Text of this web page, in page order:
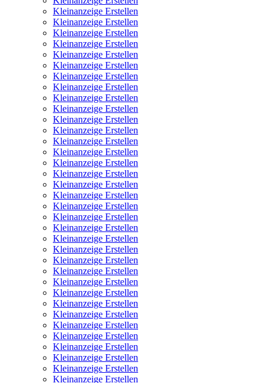
Kleinanzeige Erstellen
Kleinanzeige Erstellen
Kleinanzeige Erstellen
Kleinanzeige Erstellen
Kleinanzeige Erstellen
Kleinanzeige Erstellen
Kleinanzeige Erstellen
Kleinanzeige Erstellen
Kleinanzeige Erstellen
Kleinanzeige Erstellen
Kleinanzeige Erstellen
Kleinanzeige Erstellen
Kleinanzeige Erstellen
Kleinanzeige Erstellen
Kleinanzeige Erstellen
Kleinanzeige Erstellen
Kleinanzeige Erstellen
Kleinanzeige Erstellen
Kleinanzeige Erstellen
Kleinanzeige Erstellen
Kleinanzeige Erstellen
Kleinanzeige Erstellen
Kleinanzeige Erstellen
Kleinanzeige Erstellen
Kleinanzeige Erstellen
Kleinanzeige Erstellen
Kleinanzeige Erstellen
Kleinanzeige Erstellen
Kleinanzeige Erstellen
Kleinanzeige Erstellen
Kleinanzeige Erstellen
Kleinanzeige Erstellen
Kleinanzeige Erstellen
Kleinanzeige Erstellen
Kleinanzeige Erstellen